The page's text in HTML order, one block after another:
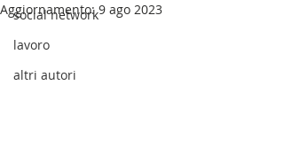
social network
lavoro
altri autori
Aggiornamento:9 ago 2023